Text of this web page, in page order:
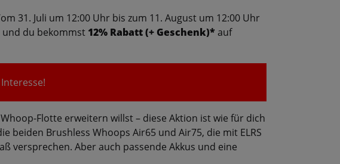
31. Juli um 12:00 Uhr bis zum 11. August um 12:00 Uhr
und du bekommst 12% Rabatt (+ Geschenk)* auf
Flotte erweitern willst – diese Aktion ist wie für dich
beiden Brushless Whoops Air65 und Air75, die mit ELRS
versprechen. Aber auch passende Akkus und eine